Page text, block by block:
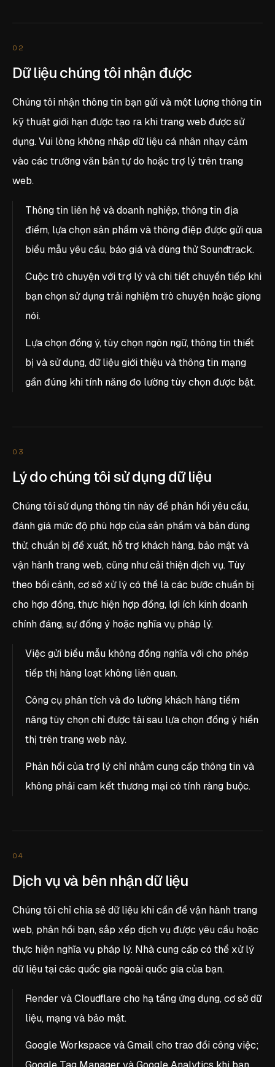
02
Dữ liệu chúng tôi nhận được
Chúng tôi nhận thông tin bạn gửi và một lượng thông tin
kỹ thuật giới hạn được tạo ra khi trang web được sử
dụng. Vui lòng không nhập dữ liệu cá nhân nhạy cảm
vào các trường văn bản tự do hoặc trợ lý trên trang
web.
Thông tin liên hệ và doanh nghiệp, thông tin địa
điểm, lựa chọn sản phẩm và thông điệp được gửi qua
biểu mẫu yêu cầu, báo giá và dùng thử Soundtrack.
Cuộc trò chuyện với trợ lý và chi tiết chuyển tiếp khi
bạn chọn sử dụng trải nghiệm trò chuyện hoặc giọng
nói.
Lựa chọn đồng ý, tùy chọn ngôn ngữ, thông tin thiết
bị và sử dụng, dữ liệu giới thiệu và thông tin mạng
gần đúng khi tính năng đo lường tùy chọn được bật.
03
Lý do chúng tôi sử dụng dữ liệu
Chúng tôi sử dụng thông tin này để phản hồi yêu cầu,
đánh giá mức độ phù hợp của sản phẩm và bản dùng
thử, chuẩn bị đề xuất, hỗ trợ khách hàng, bảo mật và
vận hành trang web, cũng như cải thiện dịch vụ. Tùy
theo bối cảnh, cơ sở xử lý có thể là các bước chuẩn bị
cho hợp đồng, thực hiện hợp đồng, lợi ích kinh doanh
chính đáng, sự đồng ý hoặc nghĩa vụ pháp lý.
Việc gửi biểu mẫu không đồng nghĩa với cho phép
tiếp thị hàng loạt không liên quan.
Công cụ phân tích và đo lường khách hàng tiềm
năng tùy chọn chỉ được tải sau lựa chọn đồng ý hiển
thị trên trang web này.
Phản hồi của trợ lý chỉ nhằm cung cấp thông tin và
không phải cam kết thương mại có tính ràng buộc.
04
Dịch vụ và bên nhận dữ liệu
Chúng tôi chỉ chia sẻ dữ liệu khi cần để vận hành trang
web, phản hồi bạn, sắp xếp dịch vụ được yêu cầu hoặc
thực hiện nghĩa vụ pháp lý. Nhà cung cấp có thể xử lý
dữ liệu tại các quốc gia ngoài quốc gia của bạn.
Render và Cloudflare cho hạ tầng ứng dụng, cơ sở dữ
liệu, mạng và bảo mật.
Google Workspace và Gmail cho trao đổi công việc;